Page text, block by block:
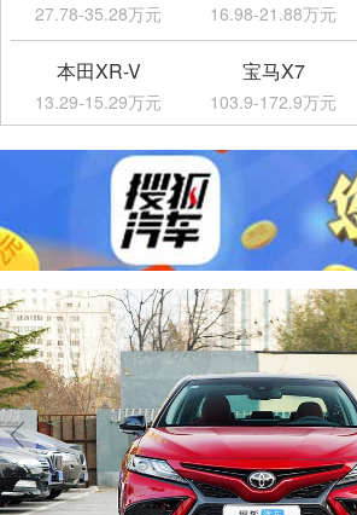
27.78-35.28万元 16.98-21.88万元
本田XR-V
13.29-15.29万元
宝马X7
103.9-172.9万元